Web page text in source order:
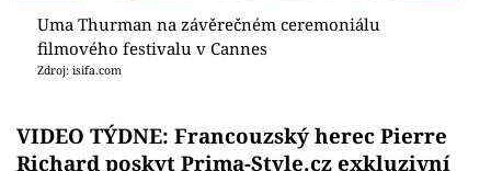
Uma Thurman na závěrečném ceremoniálu
filmového festivalu v Cannes
Zdroj: isifa.com
VIDEO TÝDNE: Francouzský herec Pierre
Richard poskyt Prima-Style.cz exkluzivní